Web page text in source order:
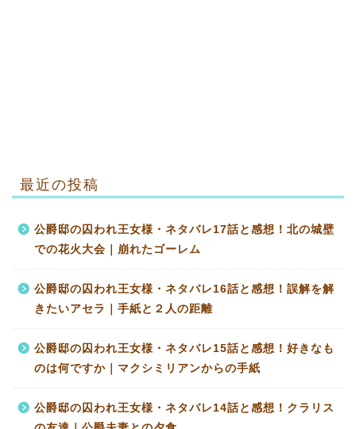
最近の投稿
公爵邸の囚われ王女様・ネタバレ17話と感想！北の城壁
での花火大会｜崩れたゴーレム
公爵邸の囚われ王女様・ネタバレ16話と感想！誤解を解
きたいアセラ｜手紙と２人の距離
公爵邸の囚われ王女様・ネタバレ15話と感想！好きなも
のは何ですか｜マクシミリアンからの手紙
公爵邸の囚われ王女様・ネタバレ14話と感想！クラリス